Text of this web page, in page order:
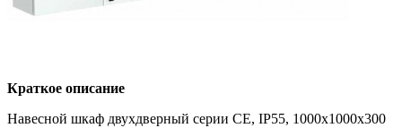
Краткое описание
Навесной шкаф двухдверный серии CE, IP55, 1000х1000х300